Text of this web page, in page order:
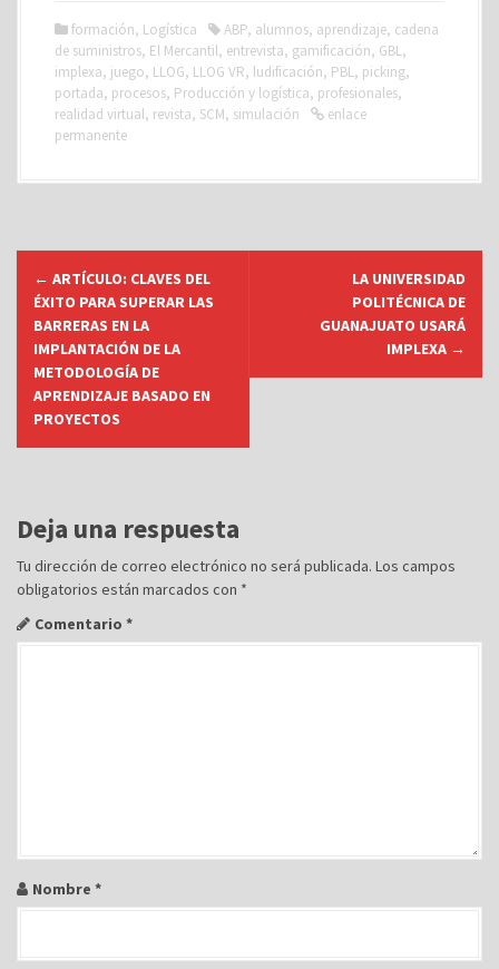
formación, Logística ABP, alumnos, aprendizaje, cadena
de suministros, El Mercantil, entrevista, gamificación, GBL,
implexa, juego, LLOG, LLOG VR, ludificación, PBL, picking,
portada, procesos, Producción y logística, profesionales,
realidad virtual, revista, SCM, simulación
enlace
permanente
c
ó
n
d
e
e
s
← ARTÍCULO: CLAVES DEL
ÉXITO PARA SUPERAR LAS
BARRERAS EN LA
IMPLANTACIÓN DE LA
METODOLOGÍA DE
APRENDIZAJE BASADO EN
PROYECTOS
LA UNIVERSIDAD
POLITÉCNICA DE
GUANAJUATO USARÁ
IMPLEXA →
Deja una respuesta
Tu dirección de correo electrónico no será publicada. Los campos
obligatorios están marcados con *
Comentario *
Nombre *